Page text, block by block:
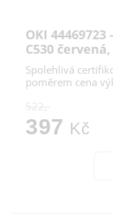
OKI
C530
Spolehlivá
poměrem cena
522,-
397 Kč